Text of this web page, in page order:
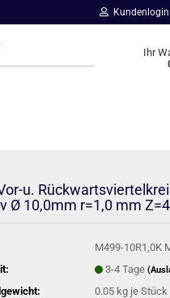
Kundenlogin
Ihr
u.
Ø 10,0mm r=1,0 mm
M499-10R1,0K
3-4 Tage
0.05 kg je Stück